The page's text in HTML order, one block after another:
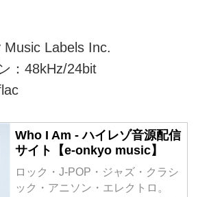
Music Labels Inc.
：48kHz/24bit
Who I Am - ハイレゾ音源配信
サイト【e-onkyo music】
ロック・J-POP・ジャズ・クラシ
ック・アニソン・エレクトロ。